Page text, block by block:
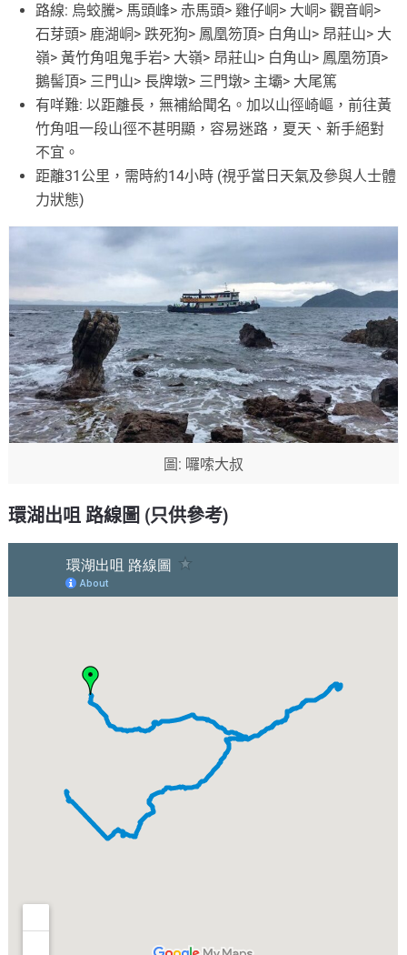
路線: 烏蛟騰> 馬頭峰> 赤馬頭> 雞仔峒> 大峒> 觀音峒>
石芽頭> 鹿湖峒> 跌死狗> 鳳凰笏頂> 白角山> 昂莊山> 大
嶺> 黃竹角咀鬼手岩> 大嶺> 昂莊山> 白角山> 鳳凰笏頂>
鵝髻頂> 三門山> 長牌墩> 三門墩> 主壩> 大尾篤
有咩難: 以距離長，無補給聞名。加以山徑崎嶇，前往黃
竹角咀一段山徑不甚明顯，容易迷路，夏天、新手絕對
不宜。
距離31公里，需時約14小時 (視乎當日天氣及參與人士體
力狀態)
圖: 囉嗦大叔
環湖出咀 路線圖 (只供參考)